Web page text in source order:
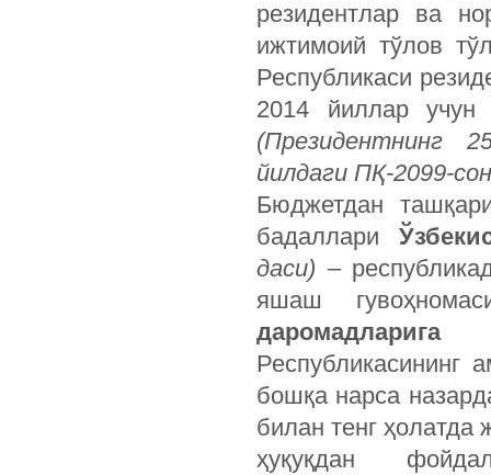
резидентлар ва
ижтимоий тўлов
Рес­публикаси
2014 йиллар
(Президентнинг
йилдаги ПҚ-2099-
Бюджетдан
бадаллари
даси) –
яшаш
даромадларига
Республикасининг
бошқа нарса
билан тенг ҳолатда
ҳуқуқдан